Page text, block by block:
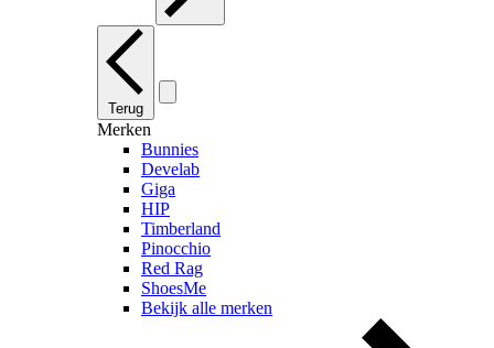
Terug
Merken
Bunnies
Develab
Giga
HIP
Timberland
Pinocchio
Red Rag
ShoesMe
Bekijk alle merken